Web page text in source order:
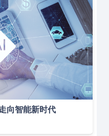
向智能新时代